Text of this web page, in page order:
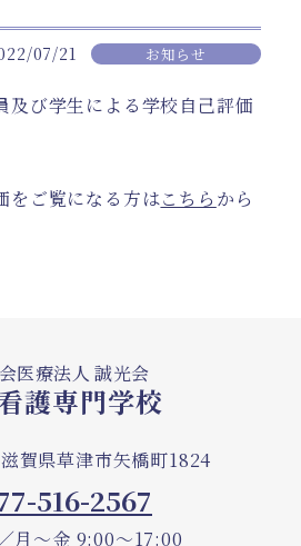
07/21 お知らせ
及び学生による学校自己評価
をご覧になる方はこちら から
医療法人 誠光会
護専門学校
賀県草津市矢橋町1824
516-2567
月～金 9:00～17:00